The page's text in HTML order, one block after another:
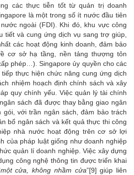
các thực tiễn tốt từ quản trị doanh
là một trong số ít nước đầu tiên
ngoài (FDI). Khi đó, khu vực công
tiết và cung ứng dịch vụ sang trợ giúp,
các hoạt động kinh doanh, đảm bảo
cơ sở hạ tầng, nền tảng thượng tôn
phép…). Singapore ủy quyền cho các
thực hiện chức năng cung ứng dịch
nhiệm hoạch định chính sách và xây
quy chính yếu. Việc quản lý tài chính
sách đã được thay bằng giao ngân
gói, với trần ngân sách, đảm bảo trách
bổ ngân sách và kết quả thực thi công
nhà nước hoạt động trên cơ sở lợi
của pháp luật giống như doanh nghiệp
quản lí doanh nghiệp. Việc xây dựng
công nghệ thông tin được triển khai
một cửa, không nhầm cửa”[9] giúp liên